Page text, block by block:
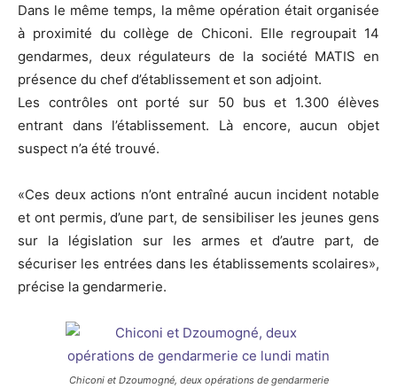
Dans le même temps, la même opération était organisée
à proximité du collège de Chiconi. Elle regroupait 14
gendarmes, deux régulateurs de la société MATIS en
présence du chef d’établissement et son adjoint.
Les contrôles ont porté sur 50 bus et 1.300 élèves
entrant dans l’établissement. Là encore, aucun objet
suspect n’a été trouvé.
«Ces deux actions n’ont entraîné aucun incident notable
et ont permis, d’une part, de sensibiliser les jeunes gens
sur la législation sur les armes et d’autre part, de
sécuriser les entrées dans les établissements scolaires»,
précise la gendarmerie.
Chiconi et Dzoumogné, deux opérations de gendarmerie